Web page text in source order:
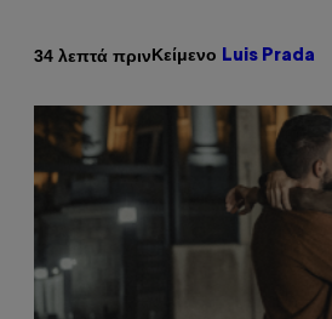
34 λεπτά πρινΚείμενο Luis Prada